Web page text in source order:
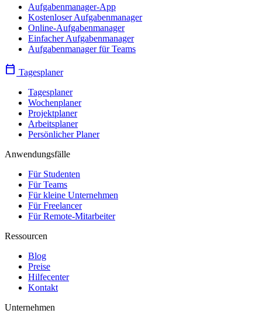
Aufgabenmanager-App
Kostenloser Aufgabenmanager
Online-Aufgabenmanager
Einfacher Aufgabenmanager
Aufgabenmanager für Teams
calendar_today Tagesplaner
Tagesplaner
Wochenplaner
Projektplaner
Arbeitsplaner
Persönlicher Planer
Anwendungsfälle
Für Studenten
Für Teams
Für kleine Unternehmen
Für Freelancer
Für Remote-Mitarbeiter
Ressourcen
Blog
Preise
Hilfecenter
Kontakt
Unternehmen